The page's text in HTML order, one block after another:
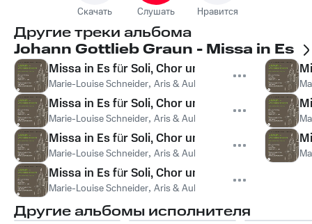
Orchester, Graun-WV
A VI: I. Domine Deus
(Quartetto)
Скачать Слушать Нравится
Другие треки альбома
Johann Gottlieb Graun - Missa in Es
Missa in Es für Soli, Chor und Orchester, Graun-
Marie-Louise Schneider, Aris & Aulis MarienVokalconsort
Missa in Es für Soli, Chor und Orchester,
Marie-Louise Schneider, Aris & Aulis MarienVokalconsort,
Missa in Es für Soli, Chor und Orchester,
Marie-Louise Schneider, Aris & Aulis MarienVokalconsort,
Missa in Es für Soli, Chor und Orchester,
Marie-Louise Schneider, Aris & Aulis
Другие альбомы исполнителя